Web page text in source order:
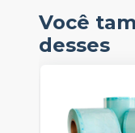
Você
desses